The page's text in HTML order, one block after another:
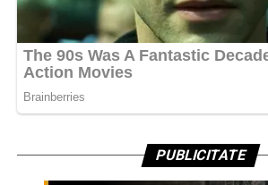
PUBLICITATE